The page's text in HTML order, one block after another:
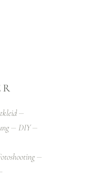
DIY